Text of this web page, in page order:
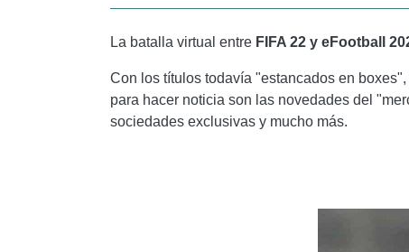
La batalla virtual entre FIFA 22 y eFootball
Con los títulos todavía "estancados en
para hacer noticia son las novedades del
sociedades exclusivas y mucho más.